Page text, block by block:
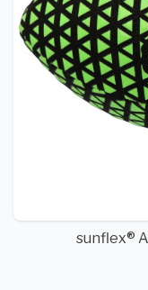
sunflex®